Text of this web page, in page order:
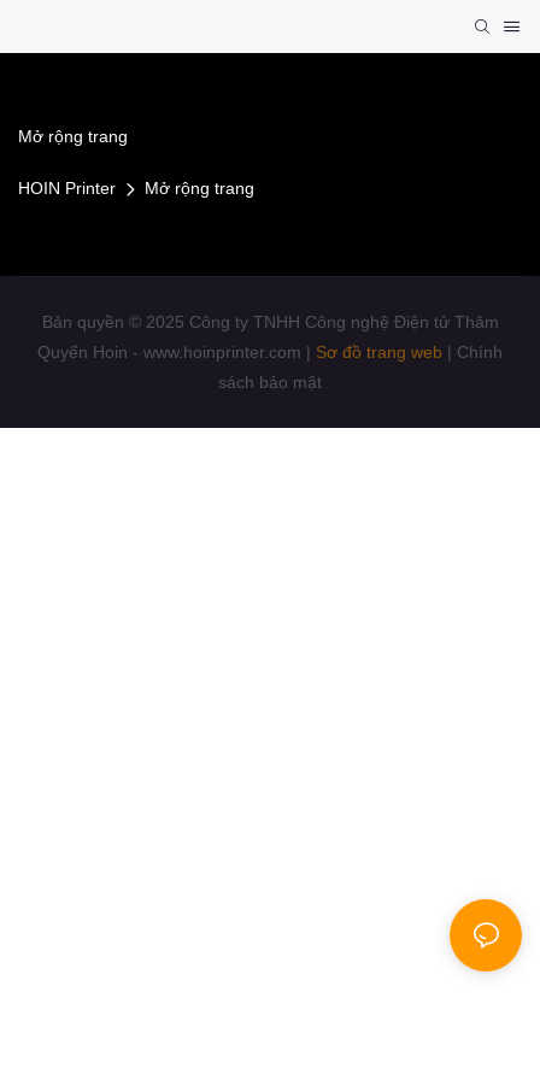
Mở rộng trang
HOIN Printer Mở rộng trang
Bản quyền © 2025 Công ty TNHH Công nghệ Điện tử Thâm
Quyến Hoin - www.hoinprinter.com | Sơ đồ trang web | Chính
sách bảo mật